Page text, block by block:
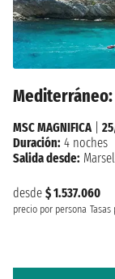
Mediterráneo:
desde $ 1.537.060
precio por persona
MSC MAGNIFICA
Duración: 4 noches
Salida desde: